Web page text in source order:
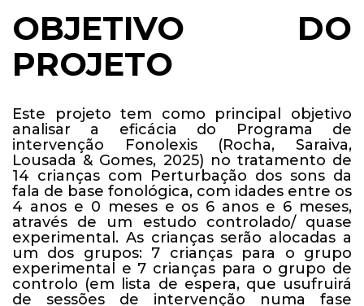
OBJETIVO DO
PROJETO
Este projeto tem como principal objetivo
analisar a eficácia do Programa de
intervenção Fonolexis (Rocha, Saraiva,
Lousada & Gomes, 2025) no tratamento de
14 crianças com Perturbação dos sons da
fala de base fonológica, com idades entre os
4 anos e 0 meses e os 6 anos e 6 meses,
através de um estudo controlado/ quase
experimental. As crianças serão alocadas a
um dos grupos: 7 crianças para o grupo
experimental e 7 crianças para o grupo de
controlo (em lista de espera, que usufruirá
de sessões de intervenção numa fase